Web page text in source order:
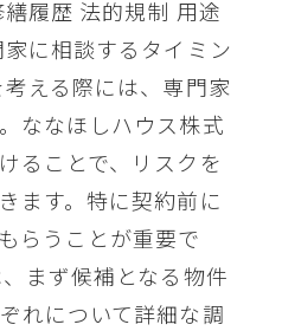
履歴 法的規制 用途
に相談するタイミン
える際には、専門家
ななほしハウス株式
ることで、リスクを
ます。特に契約前に
らうことが重要で
まず候補となる物件
れについて詳細な調